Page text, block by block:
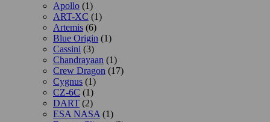
Apollo (1)
ART-XC (1)
Artemis (6)
Blue Origin (1)
Cassini (3)
Chandrayaan (1)
Crew Dragon (17)
Cygnus (1)
CZ-6C (1)
DART (2)
ESA NASA (1)